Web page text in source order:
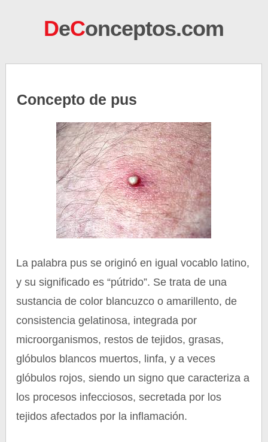
DeConceptos.com
Concepto de pus
La palabra pus se originó en igual vocablo latino,
y su significado es “pútrido”. Se trata de una
sustancia de color blancuzco o amarillento, de
consistencia gelatinosa, integrada por
microorganismos, restos de tejidos, grasas,
glóbulos blancos muertos, linfa, y a veces
glóbulos rojos, siendo un signo que caracteriza a
los procesos infecciosos, secretada por los
tejidos afectados por la inflamación.